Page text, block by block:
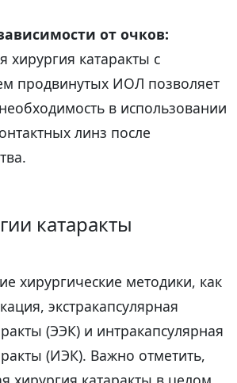
от очков:
хирургия катаракты с
продвинутых ИОЛ позволяет
в использовании
линз после
катаракты
хирургические методики, как
экстракапсулярная
(ЭЭК) и интракапсулярная
(ИЭК). Важно отметить,